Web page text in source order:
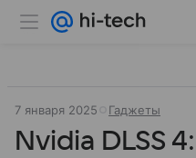
7 января 2025 Гаджеты
Nvidia DLSS